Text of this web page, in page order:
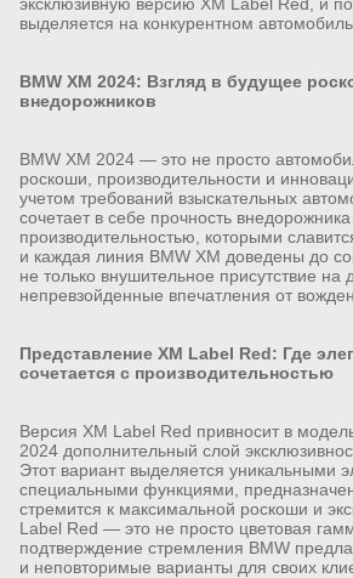
выделяется на конкурентном
BMW XM 2024: Взгляд в будущее
внедорожников
BMW XM 2024 — это не просто
роскоши, производительности и
учетом требований взыскательных
сочетает в себе прочность
производительностью, которыми
и каждая линия BMW XM доведены до
не только внушительное присутствие на
непревзойденные впечатления от
Представление XM Label Red: Где
сочетается с производительностью
Версия XM Label Red привносит в
2024 дополнительный слой
Этот вариант выделяется уникальными
специальными функциями,
стремится к максимальной роскоши и
Label Red — это не просто цветовая
подтверждение стремления BMW
и неповторимые варианты для своих